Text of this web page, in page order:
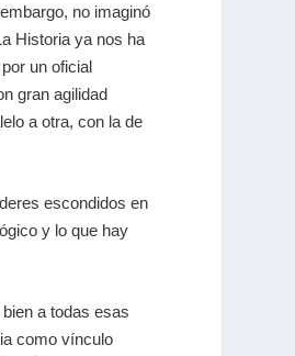
no imaginó
Historia ya nos ha
un oficial
gran agilidad
a otra, con la de
escondidos en
y lo que hay
a todas esas
como vínculo